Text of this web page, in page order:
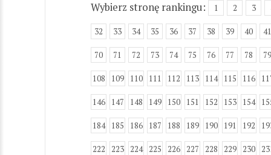
Wybierz stronę rankingu: 1 2 3
32 33 34 35 36 37 38 39 40 41
70 71 72 73 74 75 76 77 78 79
108 109 110 111 112 113 114 115 116
146 147 148 149 150 151 152 153 154
184 185 186 187 188 189 190 191 192
222 223 224 225 226 227 228 229 230